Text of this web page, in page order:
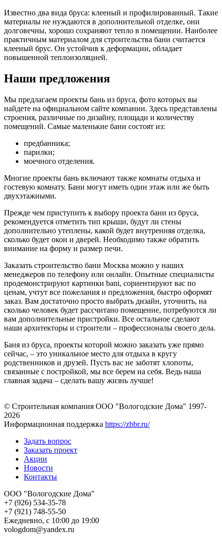
Известно два вида бруса: клееный и профилированный. Такие
материалы не нуждаются в дополнительной отделке, они
долговечны, хорошо сохраняют тепло в помещении. Наиболее
практичным материалом для строительства бани считается
клееный брус. Он устойчив к деформации, обладает
повышенной теплоизоляцией.
Наши предложения
Мы предлагаем проекты бань из бруса, фото которых вы
найдете на официальном сайте компании. Здесь представлены
строения, различные по дизайну, площади и количеству
помещений. Самые маленькие бани состоят из:
предбанника;
парилки;
моечного отделения.
Многие проекты бань включают также комнаты отдыха и
гостевую комнату. Бани могут иметь один этаж или же быть
двухэтажными.
Прежде чем приступить к выбору проекта бани из бруса,
рекомендуется отметить тип крыши, будут ли стены
дополнительно утеплены, какой будет внутренняя отделка,
сколько будет окон и дверей. Необходимо также обратить
внимание на форму и размер печи.
Заказать строительство бани Москва можно у наших
менеджеров по телефону или онлайн. Опытные специалисты
продемонстрируют картинки bani, сориентируют вас по
ценам, учтут все пожелания и предложения, быстро оформят
заказ. Вам достаточно просто выбрать дизайн, уточнить, на
сколько человек будет рассчитано помещение, потребуются ли
вам дополнительные пристройки. Все остальное сделают
наши архитекторы и строители – профессионалы своего дела.
Баня из бруса, проекты которой можно заказать уже прямо
сейчас, – это уникальное место для отдыха в кругу
родственников и друзей. Пусть вас не заботят хлопоты,
связанные с постройкой, мы все берем на себя. Ведь наша
главная задача – сделать вашу жизнь лучше!
© Строительная компания ООО "Вологодские Дома" 1997-
2026
Информационная поддержка https://zbbr.ru/
Задать вопрос
Заказать проект
Акции
Новости
Контакты
ООО "Вологодские Дома"
+7 (926) 534-35-78
+7 (921) 748-55-50
Ежедневно, с 10:00 до 19:00
vologdom@yandex.ru